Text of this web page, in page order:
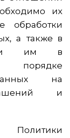
их
обработки
а также в
им в
порядке
на
и